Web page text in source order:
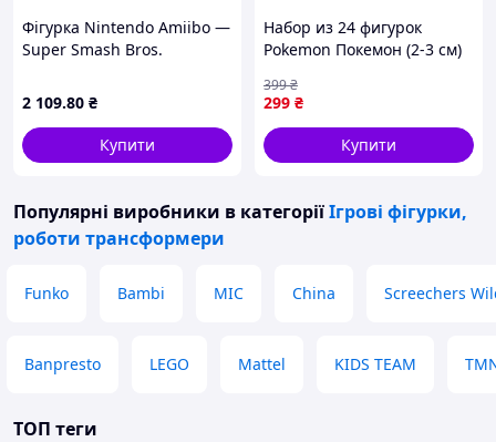
Фігурка Nintendo Amiibo —
Super Smash Bros.
41
2 109.80 ₴
Купити
Набор из 24 фигурок
Pokemon Покемон (2-3 см)
любимых персонажей для
детей и фанатов! JGGW_299
299 ₴
399₴
Купити
Популярні виробники в категоріїІгрові фігурки,
роботи трансформери
Funko Bambi MIC China Screechers
Banpresto LEGO Mattel KIDS TEAM
ТОП теги